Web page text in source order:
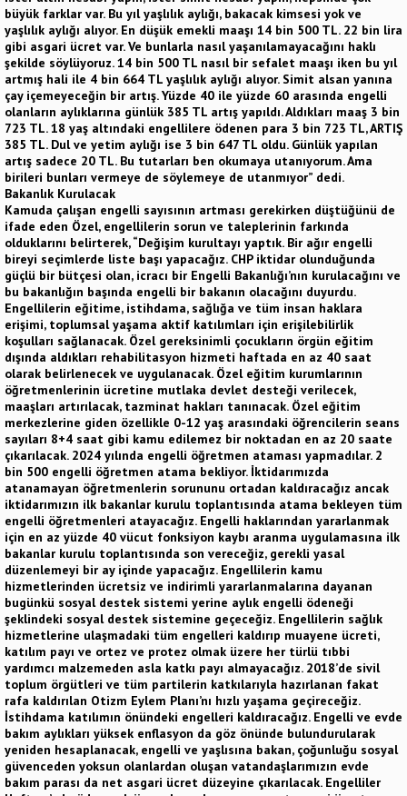
büyük farklar var. Bu yıl yaşlılık aylığı, bakacak kimsesi yok ve
yaşlılık aylığı alıyor. En düşük emekli maaşı 14 bin 500 TL. 22 bin lira
gibi asgari ücret var. Ve bunlarla nasıl yaşanılamayacağını haklı
şekilde söylüyoruz. 14 bin 500 TL nasıl bir sefalet maaşı iken bu yıl
artmış hali ile 4 bin 664 TL yaşlılık aylığı alıyor. Simit alsan yanına
çay içemeyeceğin bir artış. Yüzde 40 ile yüzde 60 arasında engelli
olanların aylıklarına günlük 385 TL artış yapıldı. Aldıkları maaş 3 bin
723 TL. 18 yaş altındaki engellilere ödenen para 3 bin 723 TL, ARTIŞ
385 TL. Dul ve yetim aylığı ise 3 bin 647 TL oldu. Günlük yapılan
artış sadece 20 TL. Bu tutarları ben okumaya utanıyorum. Ama
birileri bunları vermeye de söylemeye de utanmıyor” dedi.
Bakanlık Kurulacak
Kamuda çalışan engelli sayısının artması gerekirken düştüğünü de
ifade eden Özel, engellilerin sorun ve taleplerinin farkında
olduklarını belirterek, “Değişim kurultayı yaptık. Bir ağır engelli
bireyi seçimlerde liste başı yapacağız. CHP iktidar olunduğunda
güçlü bir bütçesi olan, icracı bir Engelli Bakanlığı’nın kurulacağını ve
bu bakanlığın başında engelli bir bakanın olacağını duyurdu.
Engellilerin eğitime, istihdama, sağlığa ve tüm insan haklara
erişimi, toplumsal yaşama aktif katılımları için erişilebilirlik
koşulları sağlanacak. Özel gereksinimli çocukların örgün eğitim
dışında aldıkları rehabilitasyon hizmeti haftada en az 40 saat
olarak belirlenecek ve uygulanacak. Özel eğitim kurumlarının
öğretmenlerinin ücretine mutlaka devlet desteği verilecek,
maaşları artırılacak, tazminat hakları tanınacak. Özel eğitim
merkezlerine giden özellikle 0-12 yaş arasındaki öğrencilerin seans
sayıları 8+4 saat gibi kamu edilemez bir noktadan en az 20 saate
çıkarılacak. 2024 yılında engelli öğretmen ataması yapmadılar. 2
bin 500 engelli öğretmen atama bekliyor. İktidarımızda
atanamayan öğretmenlerin sorununu ortadan kaldıracağız ancak
iktidarımızın ilk bakanlar kurulu toplantısında atama bekleyen tüm
engelli öğretmenleri atayacağız. Engelli haklarından yararlanmak
için en az yüzde 40 vücut fonksiyon kaybı aranma uygulamasına ilk
bakanlar kurulu toplantısında son vereceğiz, gerekli yasal
düzenlemeyi bir ay içinde yapacağız. Engellilerin kamu
hizmetlerinden ücretsiz ve indirimli yararlanmalarına dayanan
bugünkü sosyal destek sistemi yerine aylık engelli ödeneği
şeklindeki sosyal destek sistemine geçeceğiz. Engellilerin sağlık
hizmetlerine ulaşmadaki tüm engelleri kaldırıp muayene ücreti,
katılım payı ve ortez ve protez olmak üzere her türlü tıbbi
yardımcı malzemeden asla katkı payı almayacağız. 2018’de sivil
toplum örgütleri ve tüm partilerin katkılarıyla hazırlanan fakat
rafa kaldırılan Otizm Eylem Planı’nı hızlı yaşama geçireceğiz.
İstihdama katılımın önündeki engelleri kaldıracağız. Engelli ve evde
bakım aylıkları yüksek enflasyon da göz önünde bulundurularak
yeniden hesaplanacak, engelli ve yaşlısına bakan, çoğunluğu sosyal
güvenceden yoksun olanlardan oluşan vatandaşlarımızın evde
bakım parası da net asgari ücret düzeyine çıkarılacak. Engelliler